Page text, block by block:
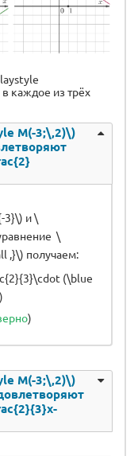
каждое из трёх
M(-3;\,2)\)
3}\) и \
\
,}\) получаем:
(\blue
)
M(-3;\,2)\)